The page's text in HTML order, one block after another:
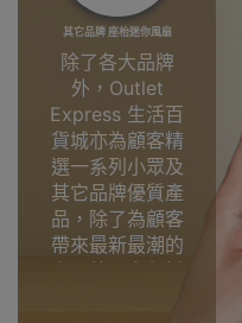
其它品牌 座枱迷你風扇
除了各大品牌
外，Outlet
Express 生活百
貨城亦為顧客精
選一系列小眾及
其它品牌優質產
品，除了為顧客
帶來最新最潮的
產品外，亦包括